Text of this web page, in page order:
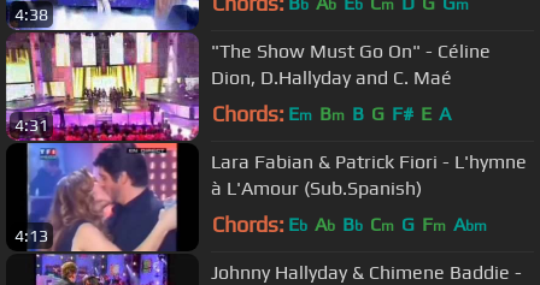
4:38
b b b m m
4:31
"The Show Must Go On" - Céline
Dion, D.Hallyday and C. Maé
Chords: Em Bm B G F# E A
4:13
Lara Fabian & Patrick Fiori - L'hymne
à L'Amour (Sub.Spanish)
Chords: Eb Ab Bb Cm G Fm Abm
Johnny Hallyday & Chimene Baddie -